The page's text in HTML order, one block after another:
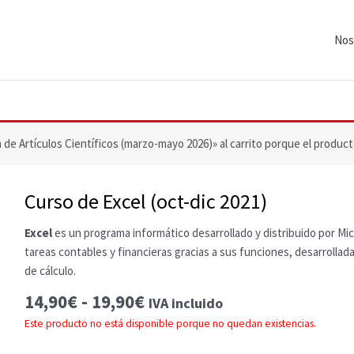
Artículos Científicos (marzo-mayo 2026)» al carrito porque el
Curso de Excel (oct-dic 2021)
Exceles un programa informático desarrollado y distribuido por
tareas contables y financieras gracias a sus funciones,
de cálculo.
14,90€ - 19,90€Rango
de
IVA incluido
Este producto no está disponible porque no quedan existencias.